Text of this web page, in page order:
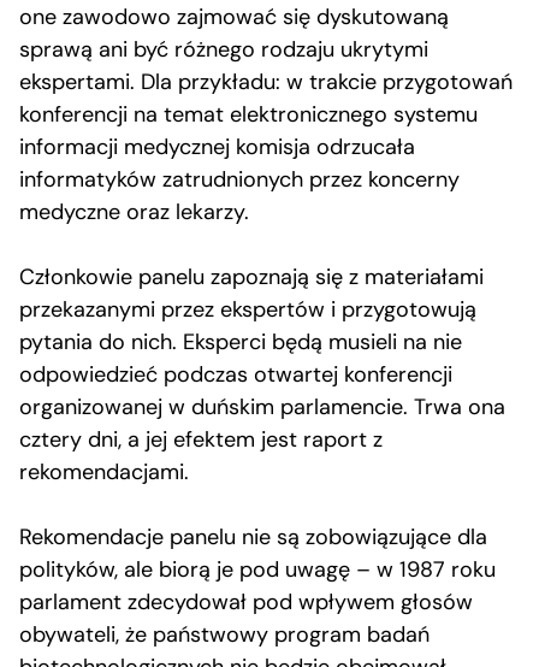
one zawodowo zajmować się dyskutowaną
sprawą ani być różnego rodzaju ukrytymi
ekspertami. Dla przykładu: w trakcie przygotowań
konferencji na temat elektronicznego systemu
informacji medycznej komisja odrzucała
informatyków zatrudnionych przez koncerny
medyczne oraz lekarzy.
Członkowie panelu zapoznają się z materiałami
przekazanymi przez ekspertów i przygotowują
pytania do nich. Eksperci będą musieli na nie
odpowiedzieć podczas otwartej konferencji
organizowanej w duńskim parlamencie. Trwa ona
cztery dni, a jej efektem jest raport z
rekomendacjami.
Rekomendacje panelu nie są zobowiązujące dla
polityków, ale biorą je pod uwagę – w 1987 roku
parlament zdecydował pod wpływem głosów
obywateli, że państwowy program badań